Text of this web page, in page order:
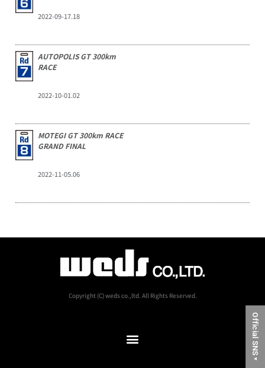
Official SNS
▼
2022-09-17.18
AUTOPOLIS GT 300km
RACE
2022-10-01.02
MOTEGI GT 300km RACE
GRAND FINAL
2022-11-05.06
Copyright (C) weds co.,ltd. All Rights Reserved.